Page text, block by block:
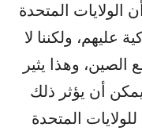
الولايات المتحدة
ولكننا لا
وهذا يثير
أن يؤثر ذلك
المتحدة